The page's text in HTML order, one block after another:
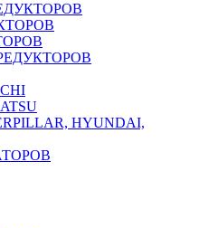
HYUNDAI,